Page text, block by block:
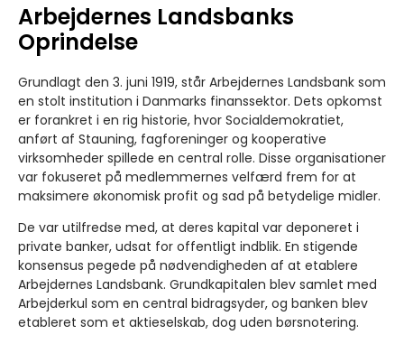
Arbejdernes Landsbanks
Oprindelse
Grundlagt den 3. juni 1919, står Arbejdernes Landsbank som
en stolt institution i Danmarks finanssektor. Dets opkomst
er forankret i en rig historie, hvor Socialdemokratiet,
anført af Stauning, fagforeninger og kooperative
virksomheder spillede en central rolle. Disse organisationer
var fokuseret på medlemmernes velfærd frem for at
maksimere økonomisk profit og sad på betydelige midler.
De var utilfredse med, at deres kapital var deponeret i
private banker, udsat for offentligt indblik. En stigende
konsensus pegede på nødvendigheden af at etablere
Arbejdernes Landsbank. Grundkapitalen blev samlet med
Arbejderkul som en central bidragsyder, og banken blev
etableret som et aktieselskab, dog uden børsnotering.